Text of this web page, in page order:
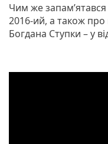
Чим же
2016-ий, а також
Богдана Ступки – у